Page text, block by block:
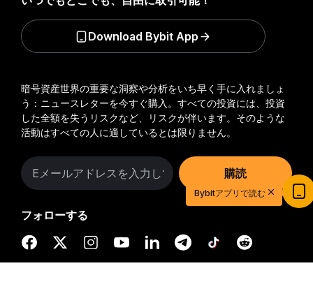
暗号資産世界の重要な洞察や分析をいち早く手に入れましょ
う：ニュースレターを今すぐ購入。 すべての投資には、投資
した全額を失うリスクなど、リスクが伴います。そのような
活動はすべての人に適しているとは限りません。
購読
フォローする
Download Bybit App
20ドル相当の特典ゲットで取引を始めよう
新規登録＆取引で20ドル相当の獲得チャンス！
今すぐ登録
Bybitアプリで読む